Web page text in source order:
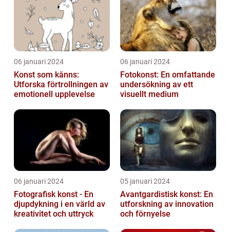
06 januari 2024
Konst som känns:
Utforska förtrollningen av
emotionell upplevelse
06 januari 2024
Fotokonst: En omfattande
undersökning av ett
visuellt medium
06 januari 2024
Fotografisk konst - En
djupdykning i en värld av
kreativitet och uttryck
05 januari 2024
Avantgardistisk konst: En
utforskning av innovation
och förnyelse